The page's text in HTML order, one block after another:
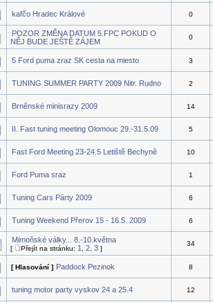
kafčo Hradec Králové 0
POZOR ZMĚNA DATUM 5.FPC POKUD O
NĚJ BUDE JEŠTĚ ZÁJEM
0
5 Ford puma zraz SK cesta na miesto 3
TUNING SUMMER PARTY 2009 Nitr. Rudno 2
Brněnské minisrazy 2009 14
II. Fast tuning meeting Olomouc 29.-31.5.09 5
Fast Ford Meeting 23-24.5 Letiště Bechyně 10
Ford Puma sraz 1
Tuning Cars Párty 2009 6
Tuning Weekend Přerov 15 - 16.5. 2009 6
Mimoňské války... 8.-10.května
[ Přejít na stránku: 1 2 3 ]
34
[ Hlasování ] Paddock Pezinok 8
tuning motor party vyskov 24 a 25.4 12